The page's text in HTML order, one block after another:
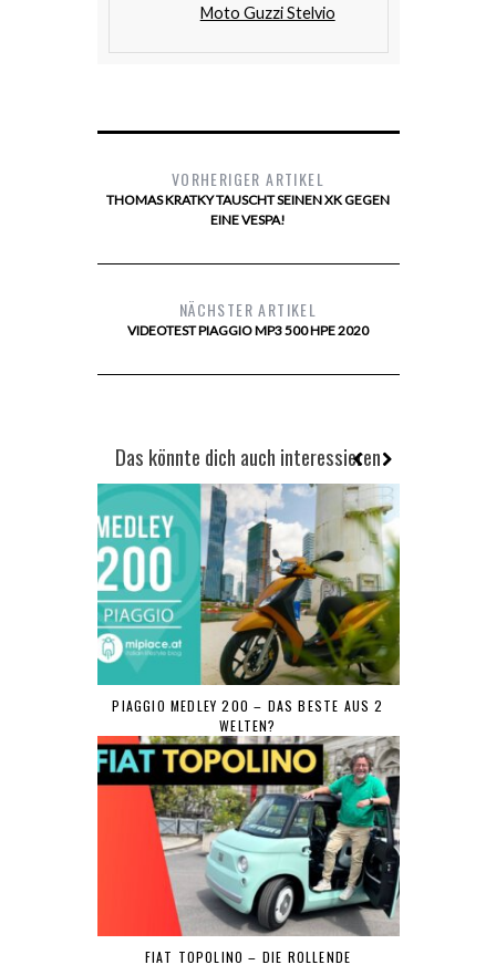
Moto Guzzi Stelvio
VORHERIGER ARTIKEL
THOMAS KRATKY TAUSCHT SEINEN XK GEGEN
EINE VESPA!
NÄCHSTER ARTIKEL
VIDEOTEST PIAGGIO MP3 500 HPE 2020
Das könnte dich auch interessieren
PIAGGIO MEDLEY 200 – DAS BESTE AUS 2
WELTEN?
FIAT TOPOLINO – DIE ROLLENDE